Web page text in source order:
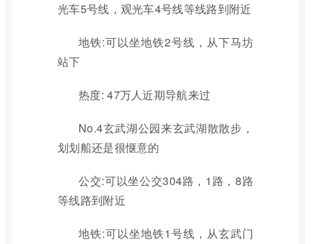
光车5号线，观光车4号线等线路到附近
地铁:可以坐地铁2号线，从下马坊
站下
热度: 47万人近期导航来过
No.4玄武湖公园来玄武湖散散步，
划划船还是很惬意的
公交:可以坐公交304路，1路，8路
等线路到附近
地铁:可以坐地铁1号线，从玄武门